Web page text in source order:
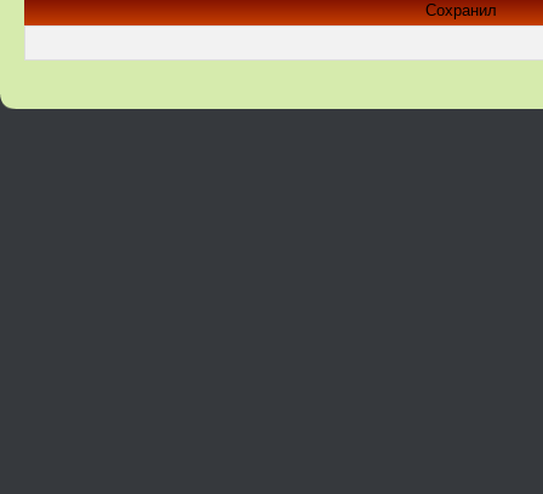
Сохранил